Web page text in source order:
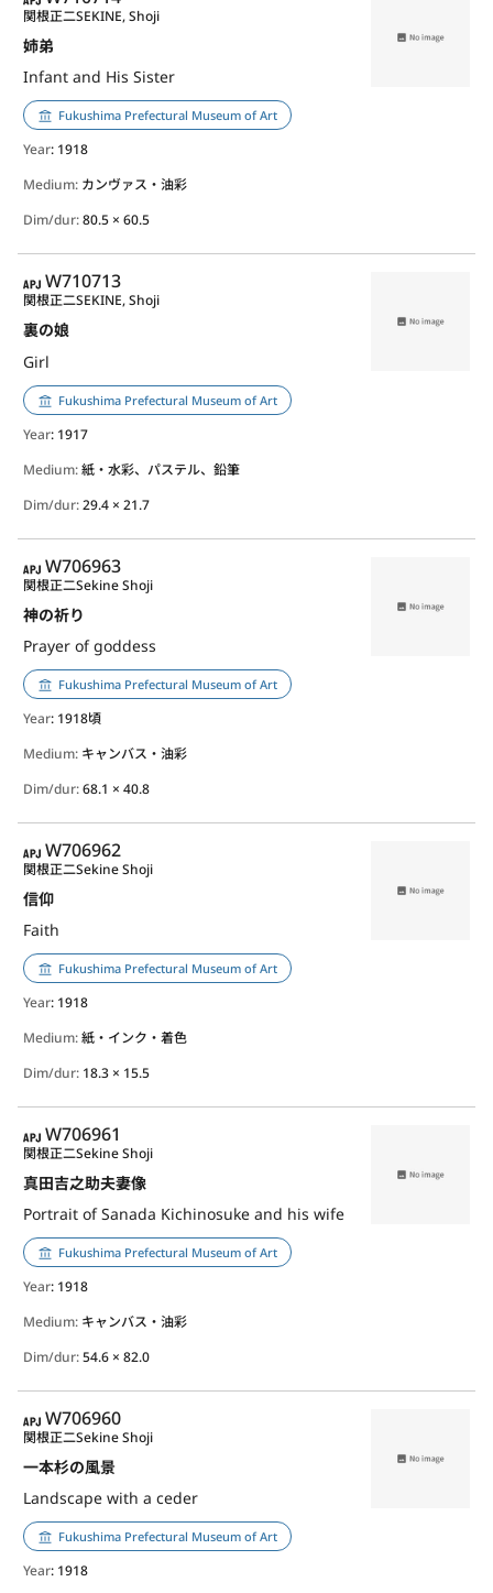
姉弟
Infant and His Sister
関根正二SEKINE, Shoji
Fukushima Prefectural Museum of Art
Year: 1918
Medium: カンヴァス・油彩
Dim/dur:80.5 × 60.5
APJ
W710713
裏の娘
Girl
関根正二SEKINE, Shoji
Fukushima Prefectural Museum of Art
Year: 1917
Medium:紙・水彩、パステル、鉛筆
Dim/dur:29.4 × 21.7
APJ
W706963
神の祈り
Prayer of goddess
関根正二Sekine Shoji
Fukushima Prefectural Museum of Art
Year: 1918頃
Medium: キャンバス・油彩
Dim/dur:68.1 × 40.8
APJ
W706962
信仰
Faith
関根正二Sekine Shoji
Fukushima Prefectural Museum of Art
Year: 1918
Medium:紙・インク・着色
Dim/dur: 18.3 × 15.5
APJ
W706961
真田吉之助夫妻像
Portrait of Sanada Kichinosuke and his wife
関根正二Sekine Shoji
Fukushima Prefectural Museum of Art
Year: 1918
Medium: キャンバス・油彩
Dim/dur:54.6 × 82.0
APJ
W706960
一本杉の風景
Landscape with a ceder
関根正二Sekine Shoji
Fukushima Prefectural Museum of Art
Year: 1918